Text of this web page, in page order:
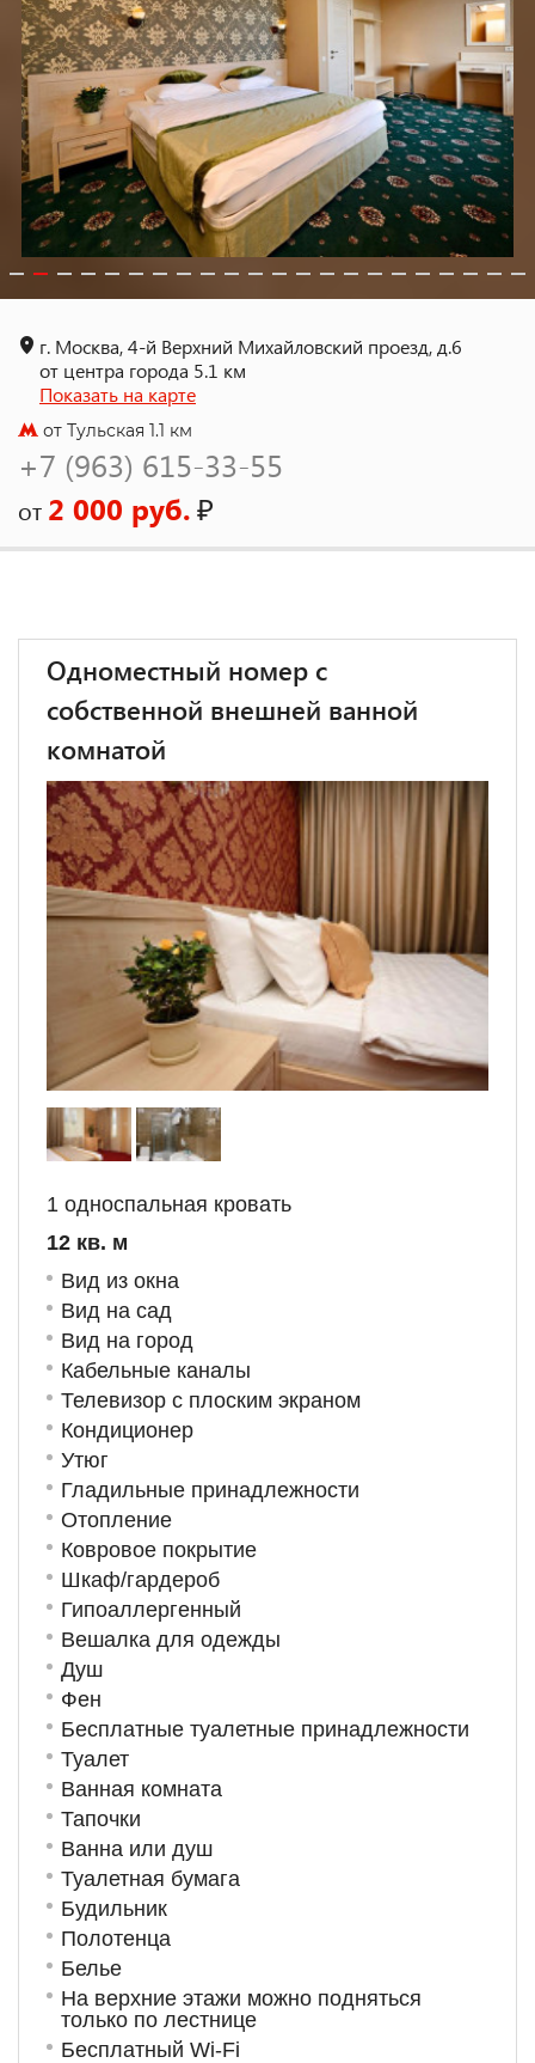
г. Москва, 4-й Верхний Михайловский проезд, д.6
от центра города 5.1 км
Показать на карте
от Тульская 1.1 км
+7 (963) 615-33-55
от 2 000 руб.₽
Одноместный номер с
собственной внешней ванной
комнатой
1 односпальная кровать
12 кв. м
Вид из окна
Вид на сад
Вид на город
Кабельные каналы
Телевизор с плоским экраном
Кондиционер
Утюг
Гладильные принадлежности
Отопление
Ковровое покрытие
Шкаф/гардероб
Гипоаллергенный
Вешалка для одежды
Душ
Фен
Бесплатные туалетные принадлежности
Туалет
Ванная комната
Тапочки
Ванна или душ
Туалетная бумага
Будильник
Полотенца
Белье
На верхние этажи можно подняться
только по лестнице
Бесплатный Wi-Fi